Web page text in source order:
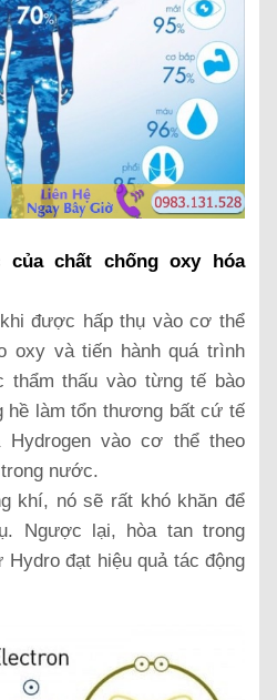
chất chống oxy hóa
được hấp thụ vào cơ thể
oxy và tiến hành quá trình
thẩm thấu vào từng tế bào
hề làm tổn thương bất cứ tế
vào cơ thể theo
nước.
khí, nó sẽ rất khó khăn để
Ngược lại, hòa tan trong
đạt hiệu quả tác động